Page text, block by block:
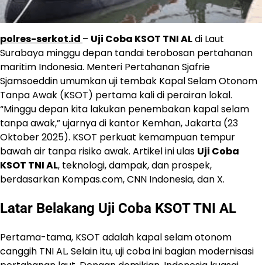
polres-serkot.id – Uji Coba KSOT TNI ALdi Laut
Surabaya minggu depan tandai terobosan pertahanan
maritim Indonesia. Menteri Pertahanan Sjafrie
Sjamsoeddin umumkan uji tembak Kapal Selam Otonom
Tanpa Awak (KSOT) pertama kali di perairan lokal.
“Minggu depan kita lakukan penembakan kapal selam
tanpa awak,” ujarnya di kantor Kemhan, Jakarta (23
Oktober 2025). KSOT perkuat kemampuan tempur
bawah air tanpa risiko awak. Artikel ini ulas Uji Coba
KSOT TNI AL, teknologi, dampak, dan prospek,
berdasarkan Kompas.com, CNN Indonesia, dan X.
Latar Belakang Uji Coba KSOT TNI AL
Pertama-tama, KSOT adalah kapal selam otonom
canggih TNI AL. Selain itu, uji coba ini bagian modernisasi